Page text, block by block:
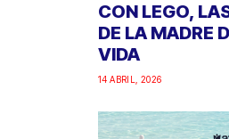
CON LEGO,
DE LA MADRE
VIDA
14 ABRIL, 2026